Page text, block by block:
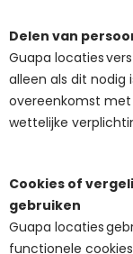
Delen van
Guapa locaties
alleen als dit nodig
overeenkomst
wettelijke
Cookies of
gebruiken
Guapa locaties
functionele